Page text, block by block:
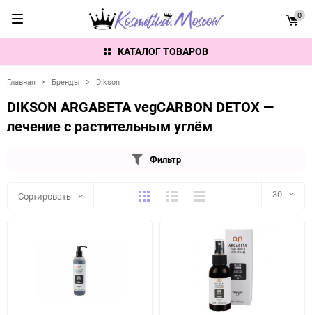
КАТАЛОГ ТОВАРОВ
0
Главная Бренды Dikson
DIKSON ARGABETA vegCARBON DETOX —
лечение с растительным углём
Фильтр
Сортировать ПлиткаПодробноКомпактно 30